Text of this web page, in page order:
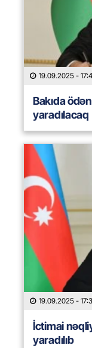
19.09.2025 -
Bakıda
yaradılacaq
19.09.2025 -
İctimai
yaradılıb